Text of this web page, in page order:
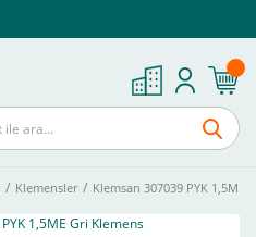
Klemensler Klemsan 307039 PYK 1,5ME